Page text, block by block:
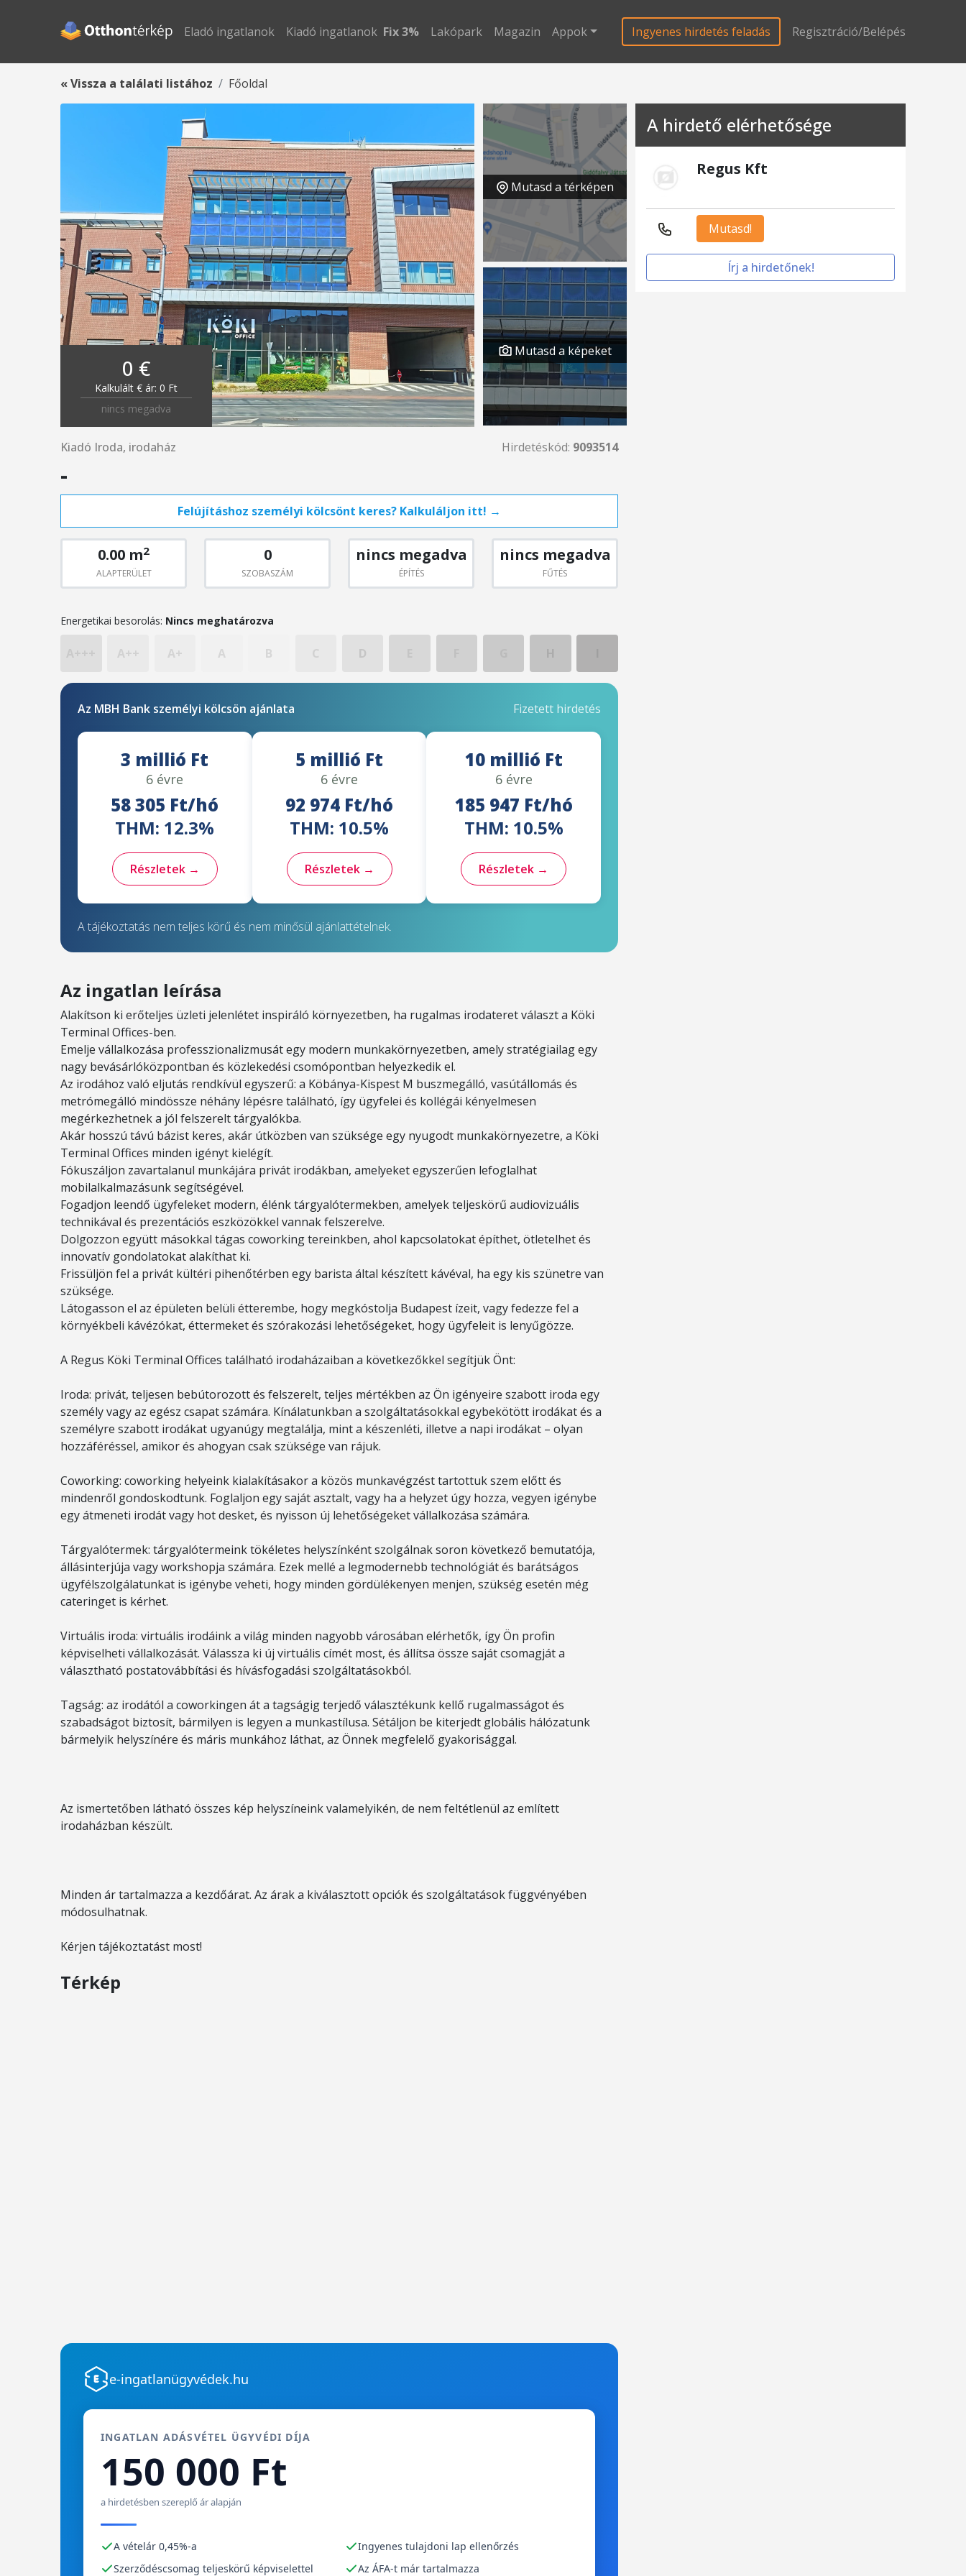
Eladó ingatlanok Kiadó ingatlanok Fix 3% Lakópark Magazin Appok Ingyenes hirdetés feladás Regisztráció/Belépés
« Vissza a találati listához Főoldal
0 €
Kalkulált € ár: 0 Ft
nincs megadva
Mutasd a térképen
Mutasd a képeket
Kiadó Iroda, irodaház Hirdetéskód: 9093514
-
Felújításhoz személyi kölcsönt keres? Kalkuláljon itt! →
0.00 m2
ALAPTERÜLET
0
SZOBASZÁM
nincs megadva
ÉPÍTÉS
nincs megadva
FŰTÉS
Energetikai besorolás: Nincs meghatározva
A++ A+ A B C D
Az MBH Bank személyi kölcsön ajánlata Fizetett hirdetés
3 millió Ft
6 évre
58 305 Ft/hó
THM: 12.3%
Részletek →
5 millió Ft
6 évre
92 974 Ft/hó
THM: 10.5%
Részletek →
10 millió Ft
6 évre
185 947 Ft/hó
THM: 10.5%
Részletek →
A tájékoztatás nem teljes körű és nem minősül ajánlattételnek.
Az ingatlan leírása
Alakítson ki erőteljes üzleti jelenlétet inspiráló környezetben, ha rugalmas irodateret választ a Köki
Terminal Offices-ben.
Emelje vállalkozása professzionalizmusát egy modern munkakörnyezetben, amely stratégiailag egy
nagy bevásárlóközpontban és közlekedési csomópontban helyezkedik el.
Az irodához való eljutás rendkívül egyszerű: a Köbánya-Kispest M buszmegálló, vasútállomás és
metrómegálló mindössze néhány lépésre található, így ügyfelei és kollégái kényelmesen
megérkezhetnek a jól felszerelt tárgyalókba.
Akár hosszú távú bázist keres, akár útközben van szüksége egy nyugodt munkakörnyezetre, a Köki
Terminal Offices minden igényt kielégít.
Fókuszáljon zavartalanul munkájára privát irodákban, amelyeket egyszerűen lefoglalhat
mobilalkalmazásunk segítségével.
Fogadjon leendő ügyfeleket modern, élénk tárgyalótermekben, amelyek teljeskörű audiovizuális
technikával és prezentációs eszközökkel vannak felszerelve.
Dolgozzon együtt másokkal tágas coworking tereinkben, ahol kapcsolatokat építhet, ötletelhet és
innovatív gondolatokat alakíthat ki.
Frissüljön fel a privát kültéri pihenőtérben egy barista által készített kávéval, ha egy kis szünetre van
szüksége.
Látogasson el az épületen belüli étterembe, hogy megkóstolja Budapest ízeit, vagy fedezze fel a
környékbeli kávézókat, éttermeket és szórakozási lehetőségeket, hogy ügyfeleit is lenyűgözze.
A Regus Köki Terminal Offices található irodaházaiban a következőkkel segítjük Önt:
Iroda: privát, teljesen bebútorozott és felszerelt, teljes mértékben az Ön igényeire szabott iroda egy
személy vagy az egész csapat számára. Kínálatunkban a szolgáltatásokkal egybekötött irodákat és a
személyre szabott irodákat ugyanúgy megtalálja, mint a készenléti, illetve a napi irodákat – olyan
hozzáféréssel, amikor és ahogyan csak szüksége van rájuk.
Coworking: coworking helyeink kialakításakor a közös munkavégzést tartottuk szem előtt és
mindenről gondoskodtunk. Foglaljon egy saját asztalt, vagy ha a helyzet úgy hozza, vegyen igénybe
egy átmeneti irodát vagy hot desket, és nyisson új lehetőségeket vállalkozása számára.
Tárgyalótermek: tárgyalótermeink tökéletes helyszínként szolgálnak soron következő bemutatója,
állásinterjúja vagy workshopja számára. Ezek mellé a legmodernebb technológiát és barátságos
ügyfélszolgálatunkat is igénybe veheti, hogy minden gördülékenyen menjen, szükség esetén még
cateringet is kérhet.
Virtuális iroda: virtuális irodáink a világ minden nagyobb városában elérhetők, így Ön profin
képviselheti vállalkozását. Válassza ki új virtuális címét most, és állítsa össze saját csomagját a
választható postatovábbítási és hívásfogadási szolgáltatásokból.
Tagság: az irodától a coworkingen át a tagságig terjedő választékunk kellő rugalmasságot és
szabadságot biztosít, bármilyen is legyen a munkastílusa. Sétáljon be kiterjedt globális hálózatunk
bármelyik helyszínére és máris munkához láthat, az Önnek megfelelő gyakorisággal.
Az ismertetőben látható összes kép helyszíneink valamelyikén, de nem feltétlenül az említett
irodaházban készült.
Minden ár tartalmazza a kezdőárat. Az árak a kiválasztott opciók és szolgáltatások függvényében
módosulhatnak.
Kérjen tájékoztatást most!
Térkép
e-ingatlanügyvédek.hu
INGATLAN ADÁSVÉTEL ÜGYVÉDI DÍJA
150 000 Ft
a hirdetésben szereplő ár alapján
A vételár 0,45%-a
Szerződéscsomag teljeskörű képviselettel
Ingyenes tulajdoni lap ellenőrzés
Az ÁFA-t már tartalmazza
A hirdető elérhetősége
Regus Kft
Mutasd!
Írj a hirdetőnek!